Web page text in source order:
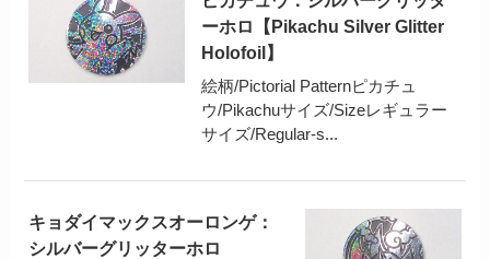
ーホロ【Pikachu Silver Glitter
Holofoil】
絵柄/Pictorial Patternピカチュ
ウ/Pikachuサイズ/Sizeレギュラー
サイズ/Regular-s...
キョダイマックスオーロンゲ：
シルバーグリッターホロ